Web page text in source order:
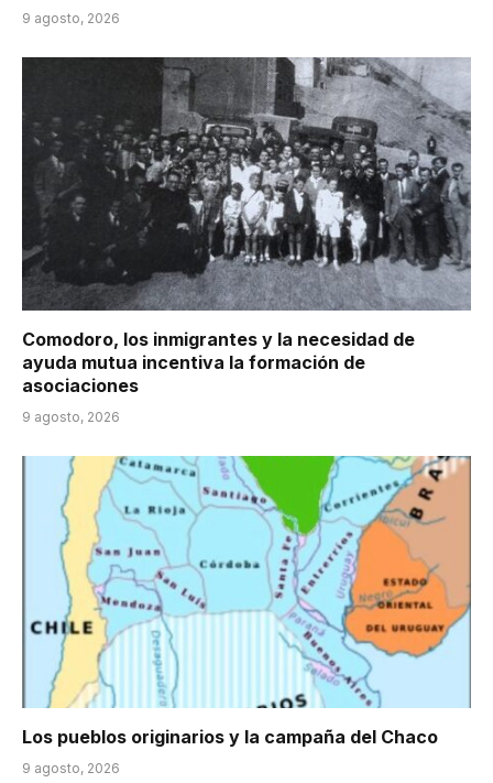
9 agosto, 2026
Comodoro, los inmigrantes y la necesidad de
ayuda mutua incentiva la formación de
asociaciones
9 agosto, 2026
Los pueblos originarios y la campaña del Chaco
9 agosto, 2026